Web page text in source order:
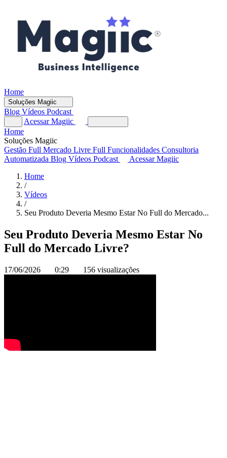
Home
Soluções Magiic
Blog Vídeos Podcast
Acessar Magiic
Home
Soluções Magiic
Gestão Full Mercado Livre Full Funcionalidades Consultoria
Automatizada Blog Vídeos Podcast
Acessar Magiic
Home
/
Vídeos
/
Seu Produto Deveria Mesmo Estar No Full do Mercado...
Seu Produto Deveria Mesmo Estar No
Full do Mercado Livre?
17/06/2026 0:29 156 visualizações